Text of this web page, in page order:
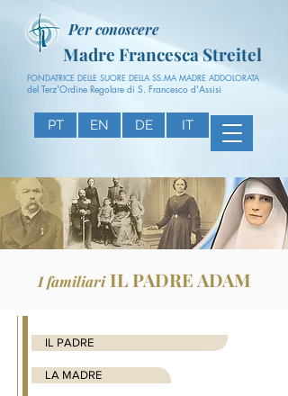
Madre Francesca Streitel
Per conoscere
FONDATRICE DELLE SUORE DELLA SS.MA MADRE ADDOLORATA
del Terz'Ordine Regolare di S. Francesco d'Assisi
PT EN DE IT
I familiariIL PADRE ADAM
IL PADRE
LA MADRE